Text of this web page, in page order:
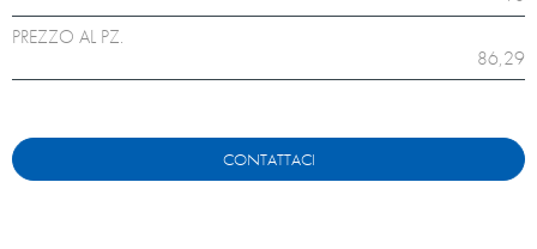
PREZZO AL PZ.
86,29
CONTATTACI